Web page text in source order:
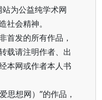
为公益纯学术网
社会精神。
首发的所有作品，
载请注明作者、出
本网或作者本人书
思想网）”的作品，